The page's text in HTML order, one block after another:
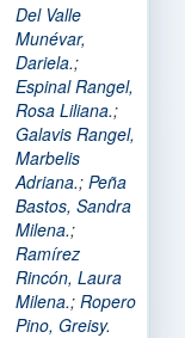
Del Valle
Munévar,
Dariela.;
Espinal Rangel,
Rosa Liliana.;
Galavis Rangel,
Marbelis
Adriana.; Peña
Bastos, Sandra
Milena.;
Ramírez
Rincón, Laura
Milena.; Ropero
Pino, Greisy.